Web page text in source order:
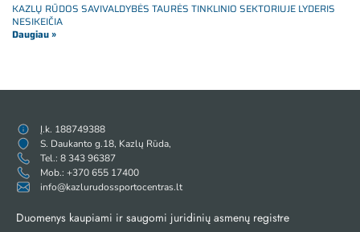
KAZLŲ RŪDOS SAVIVALDYBĖS TAURĖS TINKLINIO SEKTORIUJE LYDERIS
NESIKEIČIA
Daugiau »
Į.k. 188749388
S. Daukanto g.18, Kazlų Rūda,
Tel.: 8 343 96387
Mob.: +370 655 17400
info@kazlurudossportocentras.lt
Duomenys kaupiami ir saugomi juridinių asmenų registre